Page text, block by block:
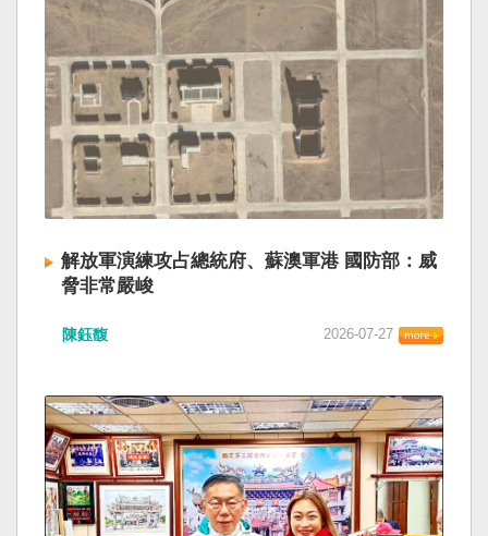
解放軍演練攻占總統府、蘇澳軍港 國防部：威
脅非常嚴峻
陳鈺馥 2026-07-27